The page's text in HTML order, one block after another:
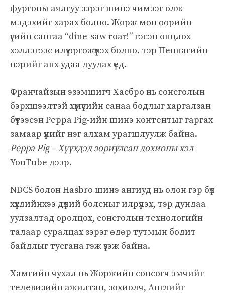
фургоны аялгуу зэрэг шинэ чимээг олж
мэдэхийг харах болно. Жорж мөн өөрийн
үгийн сангаа “dine-saw roar!” гэсэн онцлох
хэллэгээс илүү өргөжүүлэх болно. тэр Пеппагийн
нэрийг анх удаа дуудах үед.
Франчайзын эзэмшигч Хасбро нь сонсголын
бэрхшээлтэй хүмүүсийн санаа бодлыг харгалзан
бүтээсэн Peppa Pig-ийн шинэ контентыг гаргах
замаар үүнийг нэг алхам урагшлуулж байна.
Peppa Pig – Хүүхдэд зориулсан дохионы хэл
YouTube дээр.
NDCS болон Hasbro шинэ ангиуд нь олон гэр бүл
хүүхдийнхээ дүлий болсныг илрүүлэх, тэр дундаа
уулзалтад оролцох, сонсголын технологийн
талаар суралцах зэрэг өдөр тутмын бодит
байдлыг тусгана гэж үзэж байна.
Хамгийн чухал нь Жоржийн сонсогч эмчийг
телевизийн ажилтан, зохиолч, Английг